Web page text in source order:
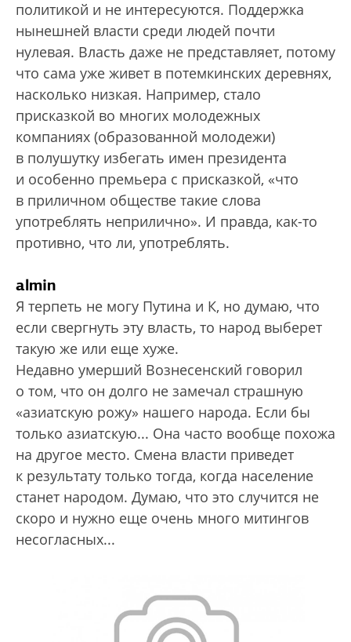
политикой и не интересуются. Поддержка
нынешней власти среди людей почти
нулевая. Власть даже не представляет, потому
что сама уже живет в потемкинских деревнях,
насколько низкая. Например, стало
присказкой во многих молодежных
компаниях (образованной молодежи)
в полушутку избегать имен президента
и особенно премьера с присказкой, «что
в приличном обществе такие слова
употреблять неприлично». И правда, как-то
противно, что ли, употреблять.
almin
Я терпеть не могу Путина и К, но думаю, что
если свергнуть эту власть, то народ выберет
такую же или еще хуже.
Недавно умерший Вознесенский говорил
о том, что он долго не замечал страшную
«азиатскую рожу» нашего народа. Если бы
только азиатскую... Она часто вообще похожа
на другое место. Смена власти приведет
к результату только тогда, когда население
станет народом. Думаю, что это случится не
скоро и нужно еще очень много митингов
несогласных...